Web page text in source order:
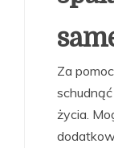
Za
życia.